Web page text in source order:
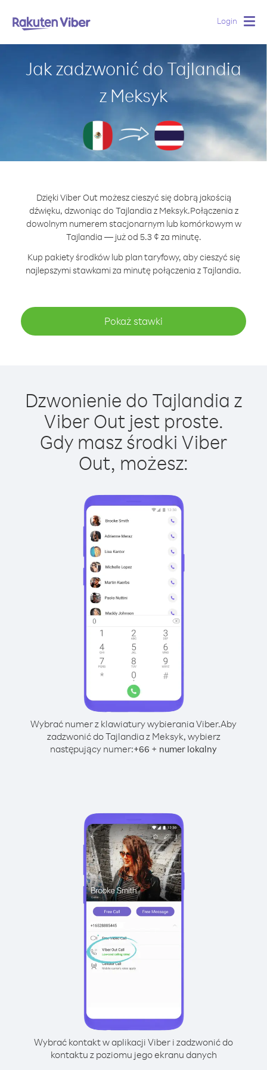
Login
Jak zadzwonić do Tajlandia
z Meksyk
Dzięki Viber Out możesz cieszyć się dobrą jakością
dźwięku, dzwoniąc do Tajlandia z Meksyk.Połączenia z
dowolnym numerem stacjonarnym lub komórkowym w
Tajlandia — już od 5.3 ¢ za minutę.
Kup pakiety środków lub plan taryfowy, aby cieszyć się
najlepszymi stawkami za minutę połączenia z Tajlandia.
Pokaż stawki
Dzwonienie do Tajlandia z
Viber Out jest proste.
Gdy masz środki Viber
Out, możesz:
Wybrać numer z klawiatury wybierania Viber.Aby
zadzwonić do Tajlandia z Meksyk, wybierz
następujący numer:+66 + numer lokalny
Wybrać kontakt w aplikacji Viber i zadzwonić do
kontaktu z poziomu jego ekranu danych